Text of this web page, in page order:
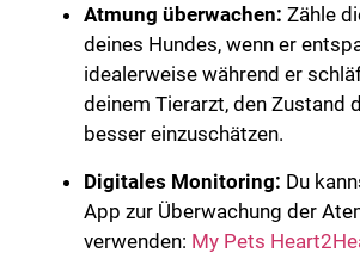
Atmung überwachen: Zähle
deines Hundes, wenn er
idealerweise während er
deinem Tierarzt, den Zustand
besser einzuschätzen.
Digitales Monitoring: Du
App zur Überwachung der
verwenden: My Pets